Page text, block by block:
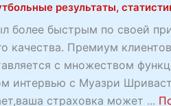
ч
ш
е
п
о
результаты,
более быстрым по своей
качества. Премиум
с множеством
интервью с Муазри
страховка может ...